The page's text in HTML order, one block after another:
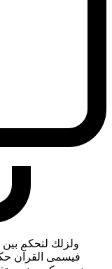
ولزلك لتحكم
فيسمى القرآن